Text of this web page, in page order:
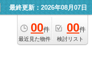
最終更新：2026年08月07日
00件
最近見た物件
00件
検討リスト